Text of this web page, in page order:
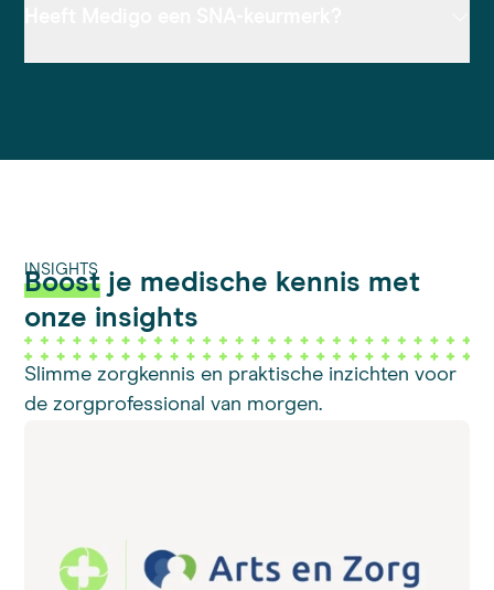
INSIGHTS
Boost je medische kennis met
onze insights
Slimme zorgkennis en praktische inzichten voor
de zorgprofessional van morgen.